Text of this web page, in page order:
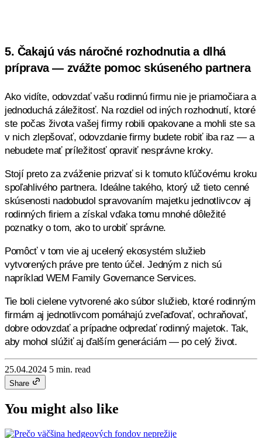
5. Čakajú vás náročné rozhodnutia a dlhá
príprava — zvážte pomoc skúseného partnera
Ako vidíte, odovzdať vašu rodinnú firmu nie je priamočiara a
jednoduchá záležitosť. Na rozdiel od iných rozhodnutí, ktoré
ste počas života vašej firmy robili opakovane a mohli ste sa
v nich zlepšovať, odovzdanie firmy budete robiť iba raz — a
nebudete mať príležitosť opraviť nesprávne kroky.
Stojí preto za zváženie prizvať si k tomuto kľúčovému kroku
spoľahlivého partnera. Ideálne takého, ktorý už tieto cenné
skúsenosti nadobudol spravovaním majetku jednotlivcov aj
rodinných firiem a získal vďaka tomu mnohé dôležité
poznatky o tom, ako to urobiť správne.
Pomôcť v tom vie aj ucelený ekosystém služieb
vytvorených práve pre tento účel. Jedným z nich sú
napríklad WEM Family Governance Services.
Tie boli cielene vytvorené ako súbor služieb, ktoré rodinným
firmám aj jednotlivcom pomáhajú zveľaďovať, ochraňovať,
dobre odovzdať a prípadne odpredať rodinný majetok. Tak,
aby mohol slúžiť aj ďalším generáciám — po celý život.
25.04.2024 5 min. read
Share
You might also like